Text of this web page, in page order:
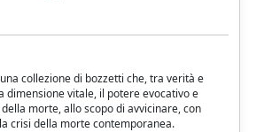
collezione di bozzetti che, tra verità e
dimensione vitale, il potere evocativo e
morte, allo scopo di avvicinare, con
crisi della morte contemporanea.